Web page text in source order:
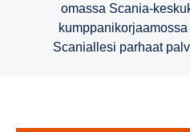
omassa Scania-
Scaniallesi parhaat